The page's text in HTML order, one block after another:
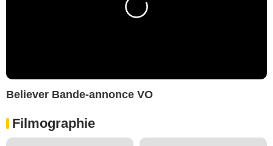
Believer Bande-annonce VO
Filmographie